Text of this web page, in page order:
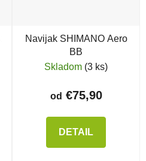
Navijak SHIMANO Aero
BB
Skladom (3 ks)
od €75,90
DETAIL